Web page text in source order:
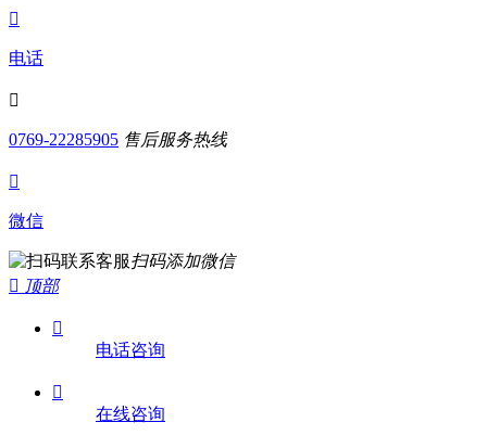

电话

0769-22285905 售后服务热线

微信
扫码添加微信
 顶部

电话咨询

在线咨询